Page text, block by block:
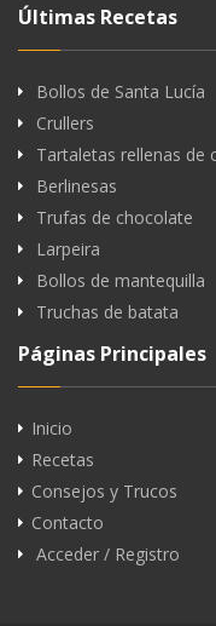
Últimas Recetas
Bollos de Santa Lucía
Crullers
Tartaletas rellenas de
Berlinesas
Trufas de chocolate
Larpeira
Bollos de mantequilla
Truchas de batata
Páginas Principales
Inicio
Recetas
Consejos y Trucos
Contacto
Acceder / Registro